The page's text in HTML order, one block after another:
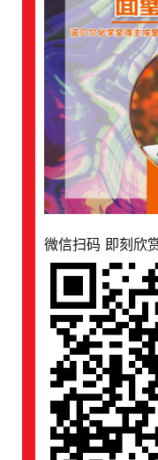
微信扫码 即刻欣